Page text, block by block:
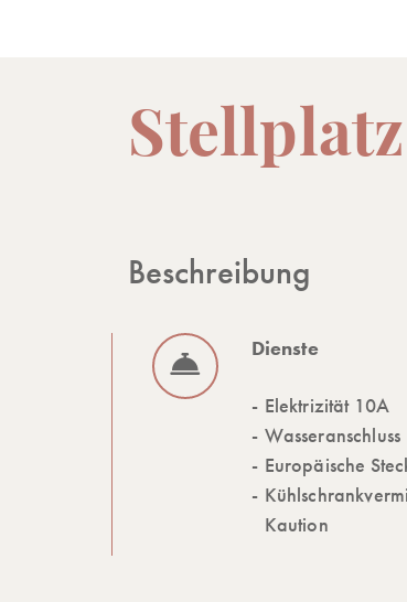
Beschreibung
Dienste
Elektrizität 10A
Wasseranschluss
Europäische
Kaution